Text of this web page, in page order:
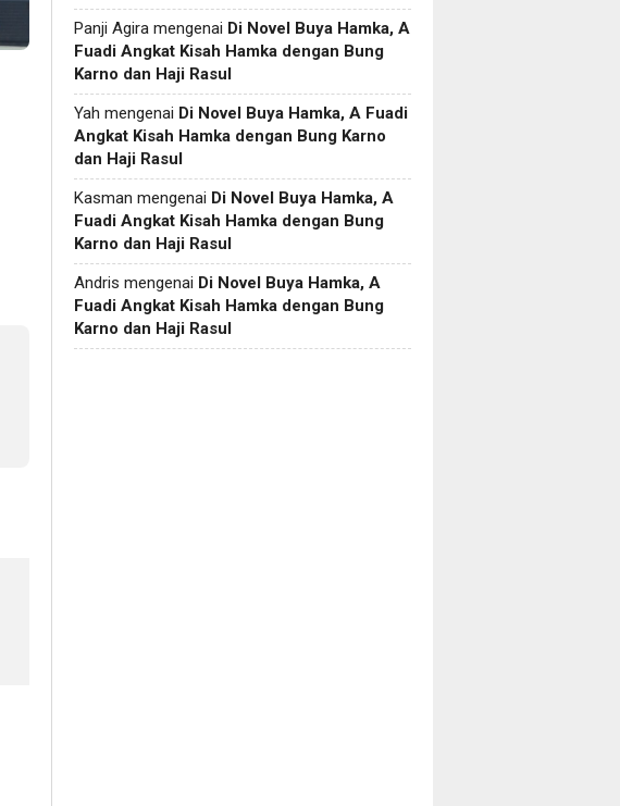
Panji Agira mengenai Di Novel Buya Hamka, A
Fuadi Angkat Kisah Hamka dengan Bung
Karno dan Haji Rasul
Yah mengenai Di Novel Buya Hamka, A Fuadi
Angkat Kisah Hamka dengan Bung Karno
dan Haji Rasul
Kasman mengenai Di Novel Buya Hamka, A
Fuadi Angkat Kisah Hamka dengan Bung
Karno dan Haji Rasul
Andris mengenai Di Novel Buya Hamka, A
Fuadi Angkat Kisah Hamka dengan Bung
Karno dan Haji Rasul